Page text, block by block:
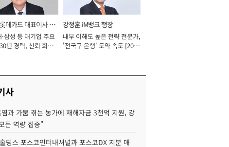
데카드 대표이사 사
·삼성 등 대기업 주요
년 경력, 신뢰 회복
강정훈 iM뱅크 행장
내부 이해도 높은 전략 전문가,
'전국구 은행' 도약 속도 [2026
사
과 가뭄 겪는 농가에 재해자금 3천억 지원, 강
든 역량 집중"
딩스 포스코인터내셔널과 포스코DX 지분 매